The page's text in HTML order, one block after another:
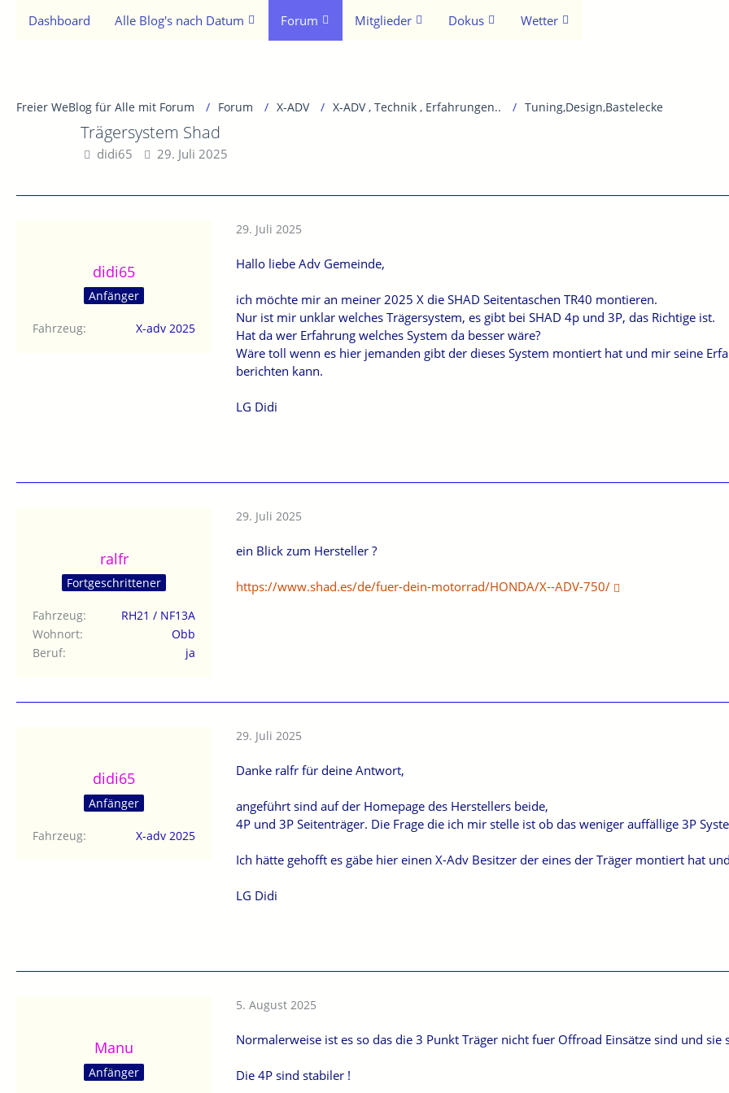
Dashboard Alle Blog's nach Datum Forum Mitglieder Dokus Wetter
Freier WeBlog für Alle mit Forum Forum X-ADV X-ADV , Technik , Erfahrungen.. Tuning,Design,Bastelecke
Trägersystem Shad
didi65 29. Juli 2025
didi65
Anfänger
Fahrzeug X-adv 2025
29. Juli 2025
Hallo liebe Adv Gemeinde,
ich möchte mir an meiner 2025 X die SHAD Seitentaschen TR40 montieren.
Nur ist mir unklar welches Trägersystem, es gibt bei SHAD 4p und 3P, das Richtige ist.
Hat da wer Erfahrung welches System da besser wäre?
Wäre toll wenn es hier jemanden gibt der dieses System montiert hat und mir seine
berichten kann.
LG Didi
ralfr
Fortgeschrittener
Fahrzeug
RH21 / NF13A
Wohnort
Obb
Beruf
ja
29. Juli 2025
ein Blick zum Hersteller ?
https://www.shad.es/de/fuer-dein-motorrad/HONDA/X--ADV-750/
didi65
Anfänger
Fahrzeug X-adv 2025
29. Juli 2025
Danke ralfr für deine Antwort,
angeführt sind auf der Homepage des Herstellers beide,
4P und 3P Seitenträger. Die Frage die ich mir stelle ist ob das weniger auffällige 3P
Ich hätte gehofft es gäbe hier einen X-Adv Besitzer der eines der Träger montiert hat
LG Didi
Manu
Anfänger
5. August 2025
Normalerweise ist es so das die 3 Punkt Träger nicht fuer Offroad Einsätze sind und
Die 4P sind stabiler !